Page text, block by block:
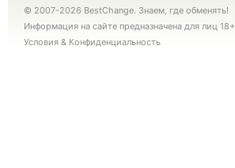
© 2007-2026 BestChange. Знаем, где обменять!
Информация на сайте предназначена для лиц 18+
Условия & Конфиденциальность